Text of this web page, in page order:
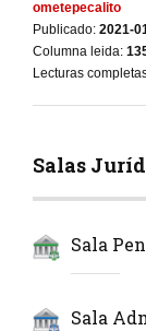
ometepecalito
Publicado: 2021-
Columna leida:
Lecturas
Salas
Sala
Sala